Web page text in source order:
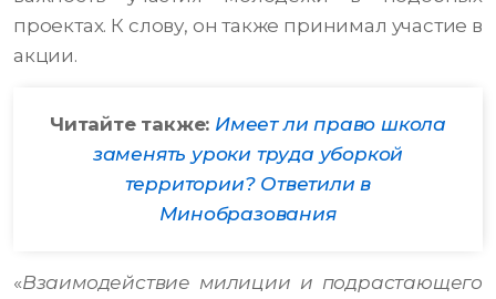
проектах. К слову, он также принимал участие в
акции.
Читайте также: Имеет ли право школа
заменять уроки труда уборкой
территории? Ответили в
Минобразования
«Взаимодействие милиции и подрастающего